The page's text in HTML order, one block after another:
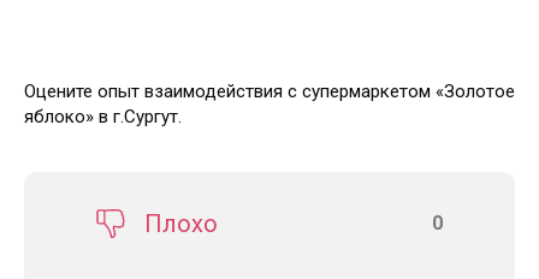
Оцените опыт взаимодействия с супермаркетом «Золотое
яблоко» в г.Сургут.
Плохо 0